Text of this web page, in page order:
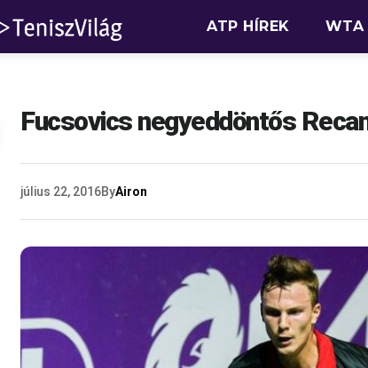
ATP HÍREK WTA
Fucsovics negyeddöntős
július 22, 2016ByAiron